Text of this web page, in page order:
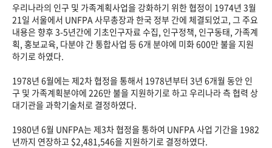
우리나라의 인구 및 가족계획사업을 강화하기 위한 협정이 1974년 3월
21일 서울에서 UNFPA 사무총장과 한국 정부 간에 체결되었고, 그 주요
내용은 향후 3-5년간에 기초인구자료 수집, 인구정책, 인구동태, 가족계
획, 홍보교육, 다분야 간 통합사업 등 6개 분야에 미화 600만 불을 지원
하기로 하였다.
1978년 6월에는 제2차 협정을 통해서 1978년부터 3년 6개월 동안 인
구 및 가족계획분야에 226만 불을 지원하기로 하고 우리나라 측 협력 상
대기관을 과학기술처로 결정하였다.
1980년 6월 UNFPA는 제3차 협정을 통하여 UNFPA 사업 기간을 1982
년까지 연장하고 $2,481,546을 지원하기로 결정하였다.